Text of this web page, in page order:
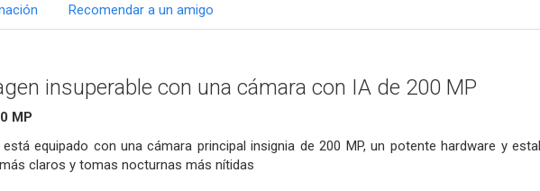
Recomendar a un amigo
insuperable con una cámara con IA de 200 MP
MP
equipado con una cámara principal insignia de 200 MP, un potente hardware y
claros y tomas nocturnas más nítidas